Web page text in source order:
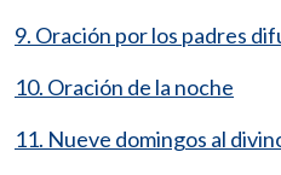
9. Oración por los padres
10. Oración de la noche
11. Nueve domingos al